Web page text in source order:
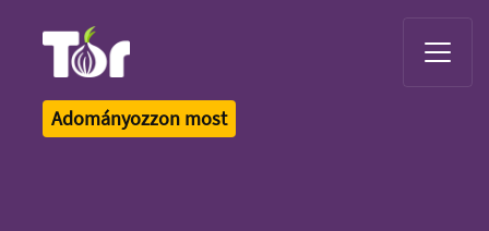
Adományozzon most